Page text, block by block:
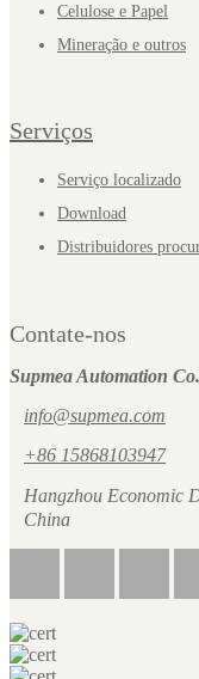
Celulose e Papel
Mineração e outros
Serviços
Serviço localizado
Download
Distribuidores
Contate-nos
Supmea Automation
info@supmea.com
+86 15868103947
Hangzhou Economic
China